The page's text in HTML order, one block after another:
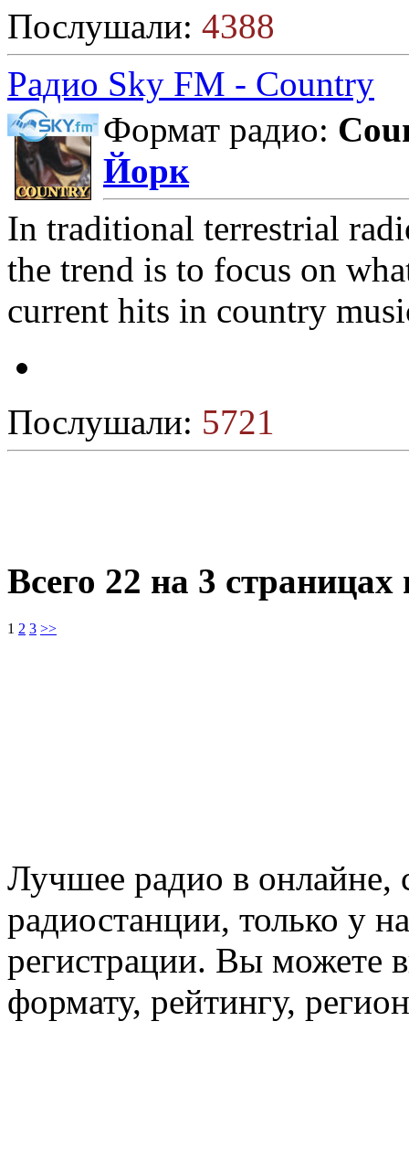
Послушали: 4388
Радио Sky FM - Country
Формат радио:
Йорк
In traditional terrestrial
the trend is to focus on
current hits in country
Послушали: 5721
Всего 22 на 3
1 2 3 >>
Лучшее радио в онлайне,
радиостанции, только у
регистрации. Вы можете
формату, рейтингу,